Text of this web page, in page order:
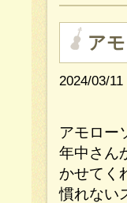
ア
2024/03/11
アモロー
年中さん
かせてく
慣れない